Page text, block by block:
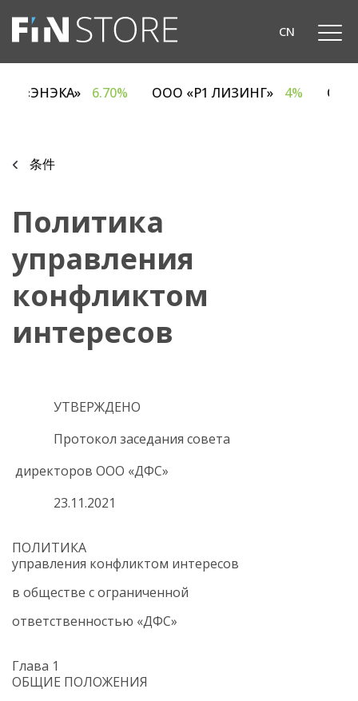
CN
ОДО «ЭНЭКА» 6.70% ООО «Р1 ЛИЗИНГ»
条件
Политика
управления
конфликтом
интересов
УТВЕРЖДЕНО
Протокол заседания совета
директоров ООО «ДФС»
23.11.2021
ПОЛИТИКА
управления конфликтом интересов
в обществе с ограниченной
ответственностью «ДФС»
Глава 1
ОБЩИЕ ПОЛОЖЕНИЯ